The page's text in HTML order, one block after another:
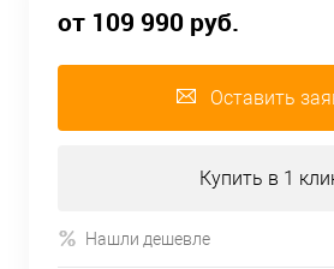
от 109 990 руб.
Оставить
Купить в 1
Нашли дешевле